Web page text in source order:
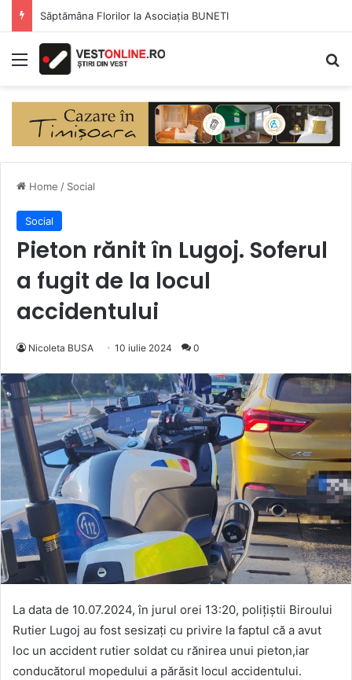
Săptămâna Florilor la Asociația BUNETI
Menu
Home / Social
Social
Pieton rănit în Lugoj. Soferul
a fugit de la locul
accidentului
Nicoleta BUSA 10 iulie 2024 0
La data de 10.07.2024, în jurul orei 13:20, polițiștii Biroului
Rutier Lugoj au fost sesizați cu privire la faptul că a avut
loc un accident rutier soldat cu rănirea unui pieton,iar
conducătorul mopedului a părăsit locul accidentului.